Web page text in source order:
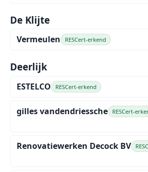
De Klijte
Vermeulen RESCert-erkend
Deerlijk
ESTELCO RESCert-erkend
gilles vandendriessche RESCert-
Renovatiewerken Decock BV